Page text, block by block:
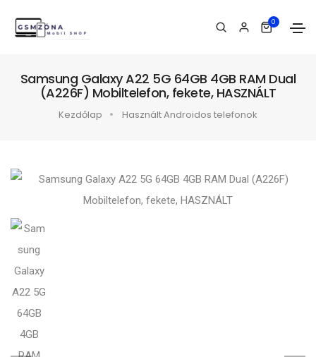
0
Samsung Galaxy A22 5G 64GB 4GB RAM Dual
(A226F) Mobiltelefon, fekete, HASZNÁLT
Kezdőlap Használt Androidos telefonok